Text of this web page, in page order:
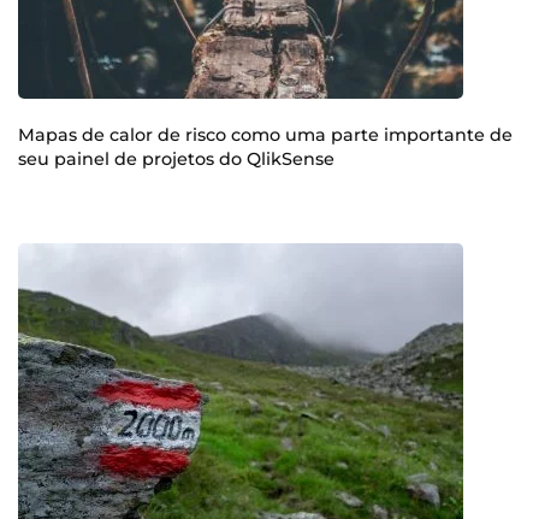
Mapas de calor de risco como uma parte importante de
seu painel de projetos do QlikSense